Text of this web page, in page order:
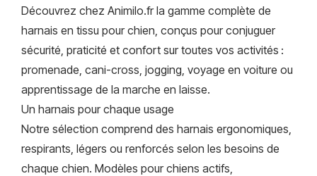
Découvrez chez Animilo.fr la gamme complète de
harnais en tissu pour chien, conçus pour conjuguer
sécurité, praticité et confort sur toutes vos activités :
promenade, cani-cross, jogging, voyage en voiture ou
apprentissage de la marche en laisse.
Un harnais pour chaque usage
Notre sélection comprend des harnais ergonomiques,
respirants, légers ou renforcés selon les besoins de
chaque chien. Modèles pour chiens actifs,